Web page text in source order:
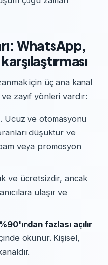
WhatsApp,
için üç ana kanal
zayıf yönleri vardır:
Ucuz ve otomasyonu
düşüktür ve
veya promosyon
ve ücretsizdir, ancak
ulaşır ve
%90'ından fazlası açılır
okunur. Kişisel,